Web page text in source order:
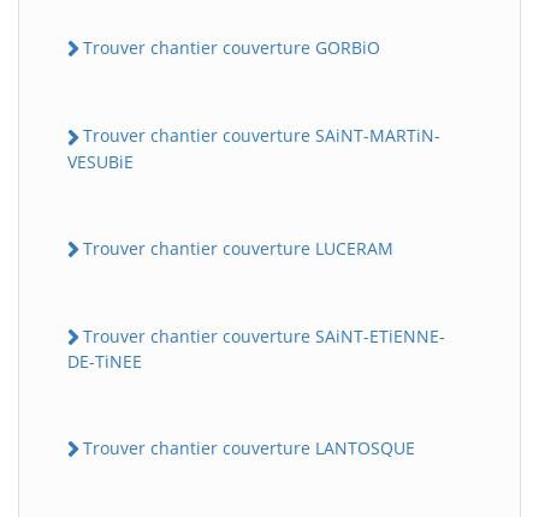
Trouver chantier couverture GORBiO
Trouver chantier couverture SAiNT-MARTiN-
VESUBiE
Trouver chantier couverture LUCERAM
Trouver chantier couverture SAiNT-ETiENNE-
DE-TiNEE
Trouver chantier couverture LANTOSQUE